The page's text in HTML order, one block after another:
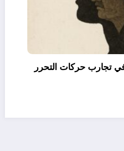
في تجارب حركات التحرر